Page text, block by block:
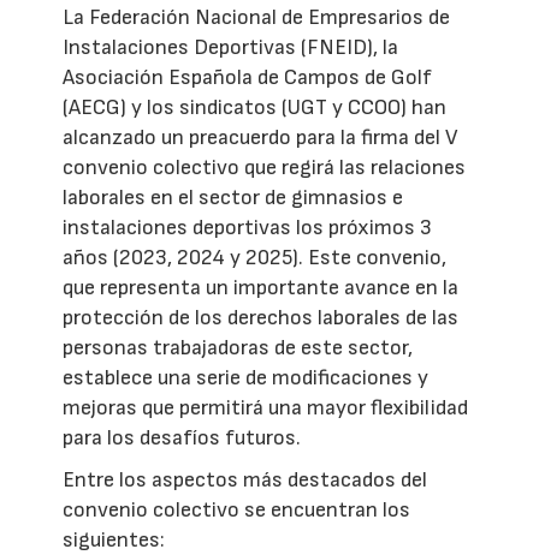
La Federación Nacional de Empresarios de
Instalaciones Deportivas (FNEID), la
Asociación Española de Campos de Golf
(AECG) y los sindicatos (UGT y CCOO) han
alcanzado un preacuerdo para la firma del V
convenio colectivo que regirá las relaciones
laborales en el sector de gimnasios e
instalaciones deportivas los próximos 3
años (2023, 2024 y 2025). Este convenio,
que representa un importante avance en la
protección de los derechos laborales de las
personas trabajadoras de este sector,
establece una serie de modificaciones y
mejoras que permitirá una mayor flexibilidad
para los desafíos futuros.
Entre los aspectos más destacados del
convenio colectivo se encuentran los
siguientes: